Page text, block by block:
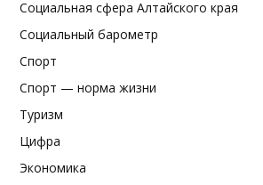
Социальная сфера Алтайского края
Социальный барометр
Спорт
Спорт — норма жизни
Туризм
Цифра
Экономика